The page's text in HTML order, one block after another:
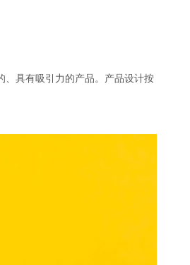
、具有吸引力的产品。产品设计按